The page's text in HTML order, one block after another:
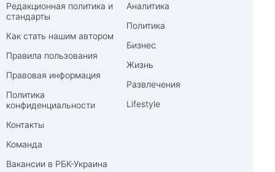
Редакционная политика и
стандарты
Как стать нашим автором
Правила пользования
Правовая информация
Политика
конфиденциальности
Контакты
Команда
Вакансии в РБК-Украина
Аналитика
Политика
Бизнес
Жизнь
Развлечения
Lifestyle